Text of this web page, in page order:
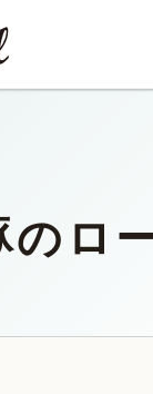
のロ